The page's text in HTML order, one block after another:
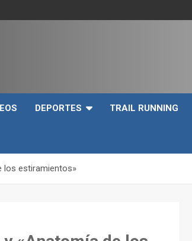
DEPORTES TRAIL RUNNING
los estiramientos»